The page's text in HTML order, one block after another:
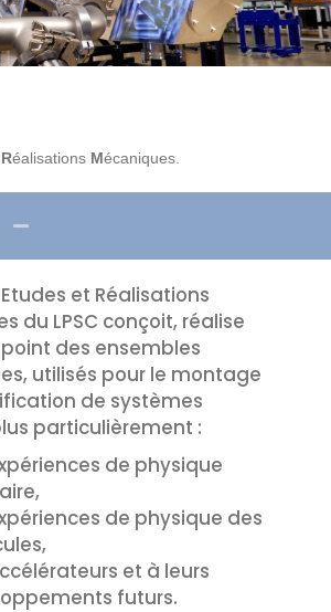
Réalisations Mécaniques.
et Réalisations
du LPSC conçoit, réalise
des ensembles
utilisés pour le montage
de systèmes
particulièrement :
de physique
de physique des
et à leurs
futurs.